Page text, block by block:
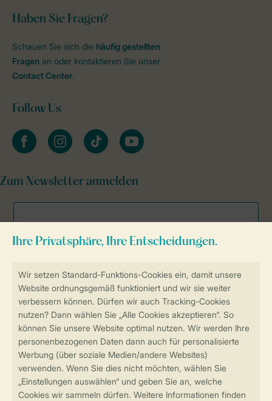
Sicherstellung Deiner Privatsphäre
Sicher und schnell zur Online-Buchung
Sichere Datenübertragung
Sicheres Bezahlen
Haben Sie Fragen?
Schauen Sie sich die häufig gestellten
Fragen an oder kontaktieren Sie unser
Contact Center.
Follow Us
facebookinstagramtiktok youtube
Zum Newsletter anmelden